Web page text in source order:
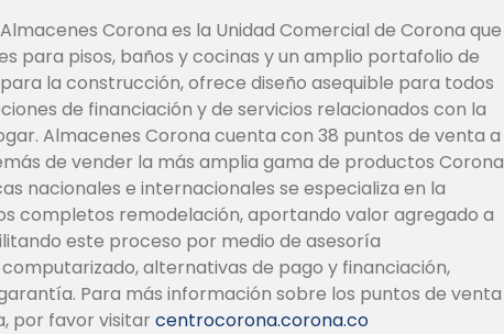
Almacenes Corona es la Unidad Comercial de Corona que
para pisos, baños y cocinas y un amplio portafolio de
la construcción, ofrece diseño asequible para todos
de financiación y de servicios relacionados con la
Almacenes Corona cuenta con 38 puntos de venta a
de vender la más amplia gama de productos Corona
nacionales e internacionales se especializa en la
completos remodelación, aportando valor agregado a
este proceso por medio de asesoría
alternativas de pago y financiación,
Para más información sobre los puntos de venta
por favor visitar centrocorona.corona.co